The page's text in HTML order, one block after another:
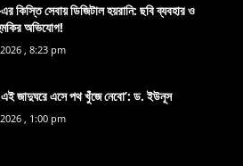
কিস্তি সেবায় ডিজিটাল হয়রানি: ছবি ব্যবহার ও
অভিযোগ!
, 8:23 pm
এই জাদুঘরে এসে পথ খুঁজে নেবো’: ড. ইউনূস
, 1:00 pm